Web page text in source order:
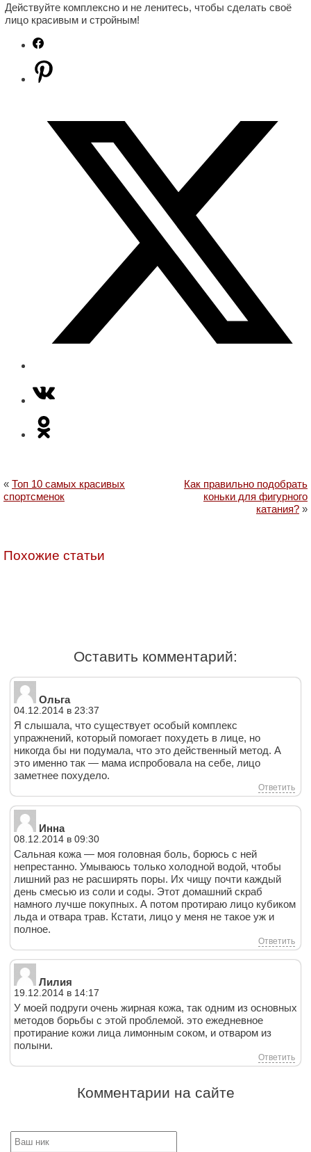
Действуйте комплексно и не ленитесь, чтобы сделать своё
лицо красивым и стройным!
« Топ 10 самых красивых
спортсменок
Как правильно подобрать
коньки для фигурного
катания? »
Похожие статьи
Оставить комментарий:
Ольга
04.12.2014 в 23:37
Я слышала, что существует особый комплекс
упражнений, который помогает похудеть в лице, но
никогда бы ни подумала, что это действенный метод. А
это именно так — мама испробовала на себе, лицо
заметнее похудело.
Ответить
Инна
08.12.2014 в 09:30
Сальная кожа — моя головная боль, борюсь с ней
непрестанно. Умываюсь только холодной водой, чтобы
лишний раз не расширять поры. Их чищу почти каждый
день смесью из соли и соды. Этот домашний скраб
намного лучше покупных. А потом протираю лицо кубиком
льда и отвара трав. Кстати, лицо у меня не такое уж и
полное.
Ответить
Лилия
19.12.2014 в 14:17
У моей подруги очень жирная кожа, так одним из основных
методов борьбы с этой проблемой. это ежедневное
протирание кожи лица лимонным соком, и отваром из
полыни.
Ответить
Комментарии на сайте